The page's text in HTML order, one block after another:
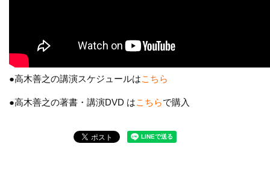
●高木善之の講演スケジュールはこちら
●高木善之の著書・講演DVD はこちらで購入